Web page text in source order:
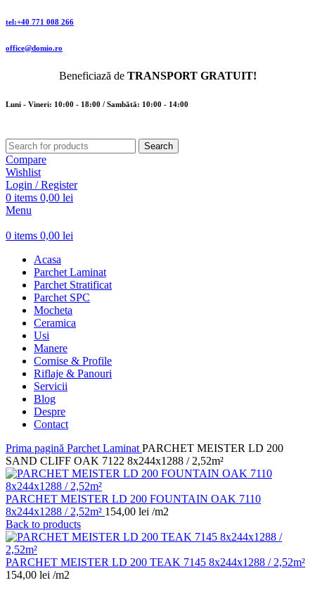
tel:+40 771 008 266
office@domio.ro
Beneficiază de TRANSPORT GRATUIT!
Luni - Vineri: 10:00 - 18:00 / Sambătă: 10:00 - 14:00
Search
Compare
Wishlist
Login / Register
0 items 0,00 lei
Menu
0 items 0,00 lei
Acasa
Parchet Laminat
Parchet Stratificat
Parchet SPC
Mocheta
Ceramica
Usi
Manere
Cornise & Profile
Riflaje & Panouri
Servicii
Blog
Despre
Contact
Prima pagină Parchet Laminat PARCHET MEISTER LD 200
SAND CLIFF OAK 7122 8x244x1288 / 2,52m²
PARCHET MEISTER LD 200 FOUNTAIN OAK 7110
8x244x1288 / 2,52m² 154,00 lei /m2
Back to products
PARCHET MEISTER LD 200 TEAK 7145 8x244x1288 / 2,52m²
154,00 lei /m2